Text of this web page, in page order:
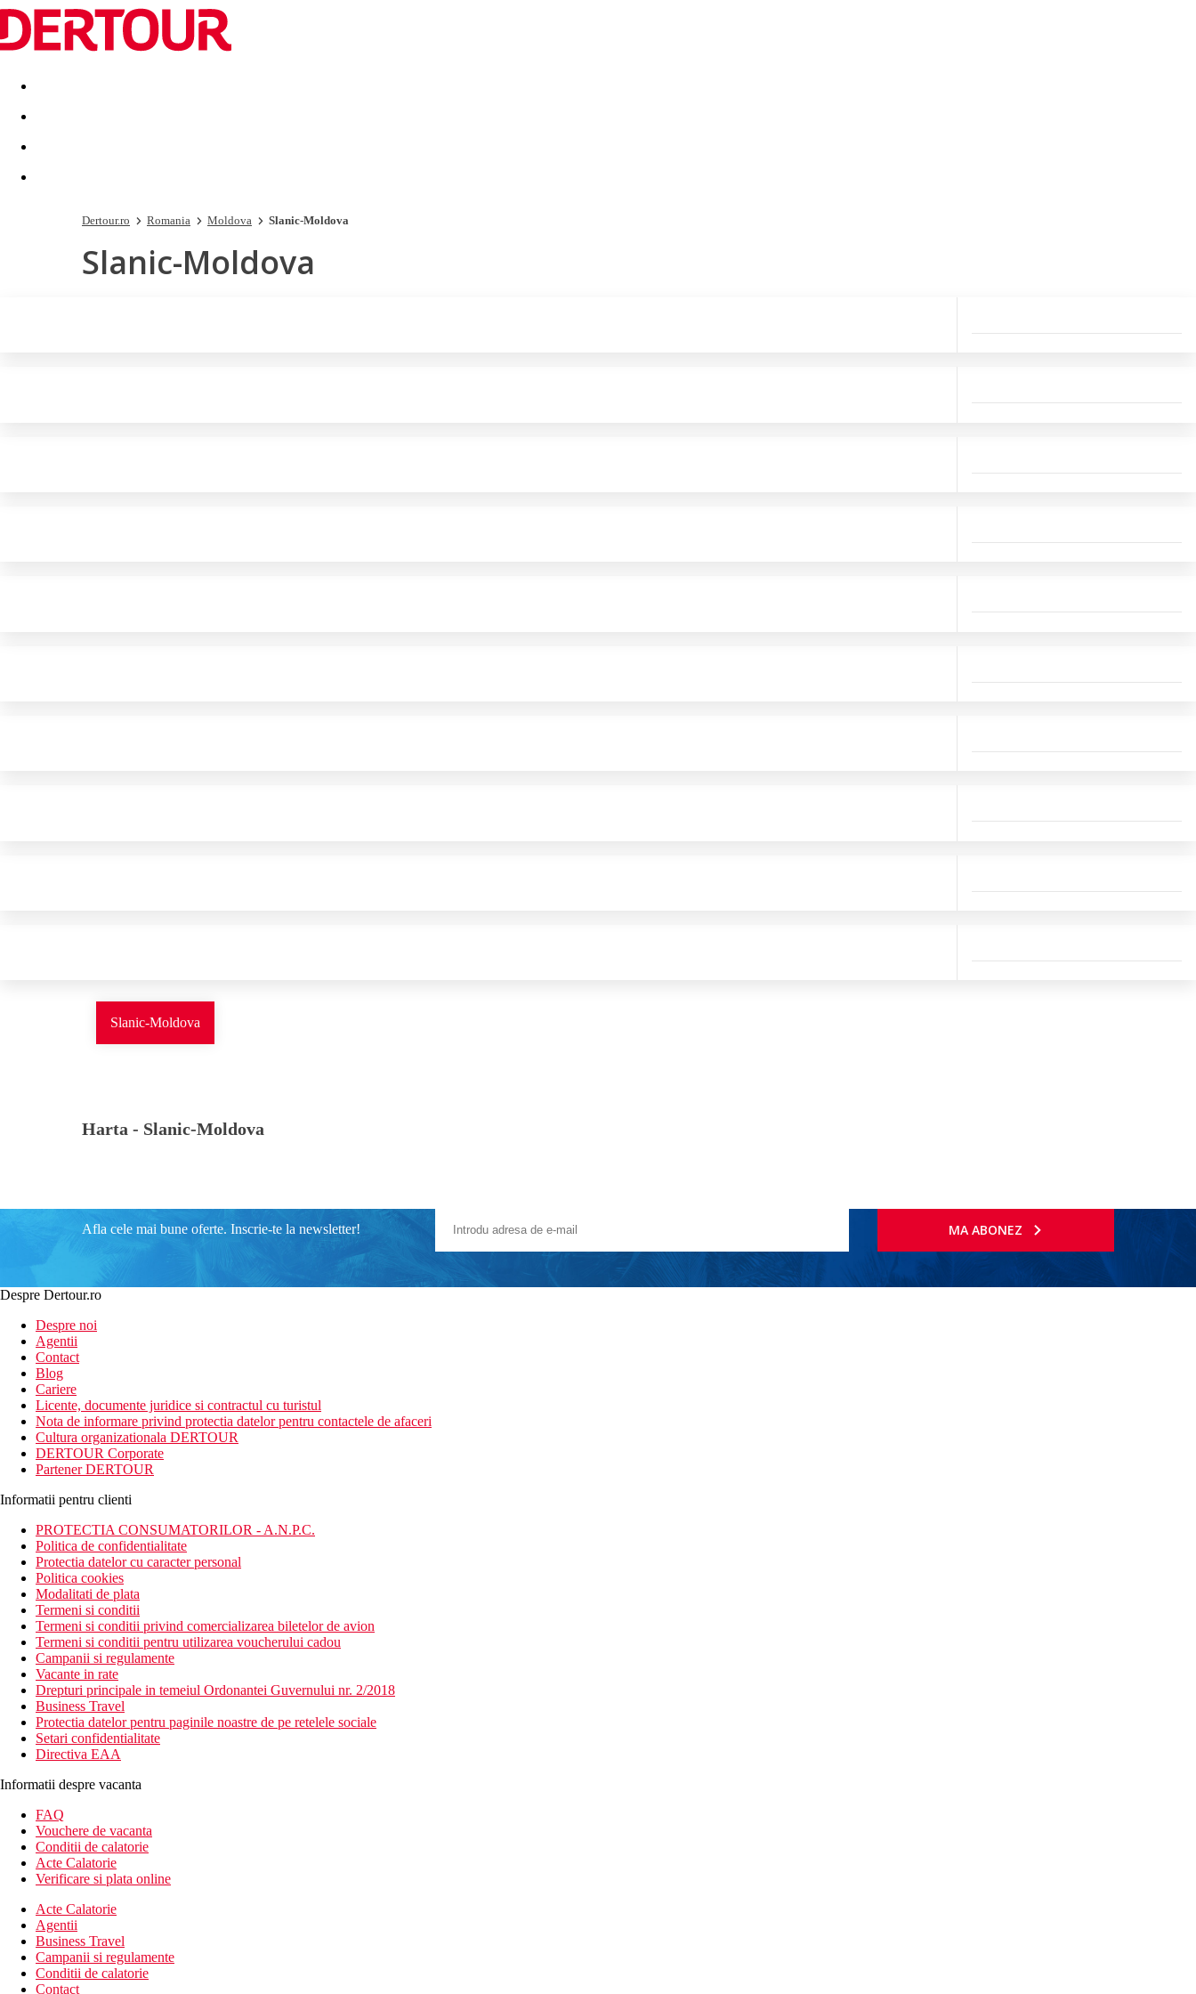
Destinatii Vacanta perfecta OFERTE DE NERATAT
Dertour.ro Romania Moldova Slanic-Moldova
Slanic-Moldova
Slanic-Moldova
Harta - Slanic-Moldova
Afla cele mai bune oferte. Inscrie-te la newsletter! MA ABONEZ
Despre Dertour.ro
Despre noi
Agentii
Contact
Blog
Cariere
Licente, documente juridice si contractul cu turistul
Nota de informare privind protectia datelor pentru contactele de afaceri
Cultura organizationala DERTOUR
DERTOUR Corporate
Partener DERTOUR
Informatii pentru clienti
PROTECTIA CONSUMATORILOR - A.N.P.C.
Politica de confidentialitate
Protectia datelor cu caracter personal
Politica cookies
Modalitati de plata
Termeni si conditii
Termeni si conditii privind comercializarea biletelor de avion
Termeni si conditii pentru utilizarea voucherului cadou
Campanii si regulamente
Vacante in rate
Drepturi principale in temeiul Ordonantei Guvernului nr. 2/2018
Business Travel
Protectia datelor pentru paginile noastre de pe retelele sociale
Setari confidentialitate
Directiva EAA
Informatii despre vacanta
FAQ
Vouchere de vacanta
Conditii de calatorie
Acte Calatorie
Verificare si plata online
Acte Calatorie
Agentii
Business Travel
Campanii si regulamente
Conditii de calatorie
Contact